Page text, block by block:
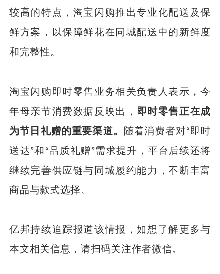
较高的特点，淘宝闪购推出专业化配送及保
鲜方案，以保障鲜花在同城配送中的新鲜度
和完整性。
淘宝闪购即时零售业务相关负责人表示，今
年母亲节消费数据反映出， 即时零售正在成
为节日礼赠的重要渠道。 随着消费者对“即时
送达”和“品质礼赠”需求提升，平台后续还将
继续完善供应链与同城履约能力，不断丰富
商品与款式选择。
亿邦持续追踪报道该情报，如想了解更多与
本文相关信息，请扫码关注作者微信。